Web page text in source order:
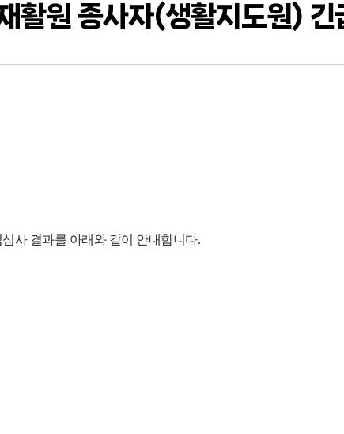
원 종사자(생활지도원) 긴
심사 결과를 아래와 같이 안내합니다.